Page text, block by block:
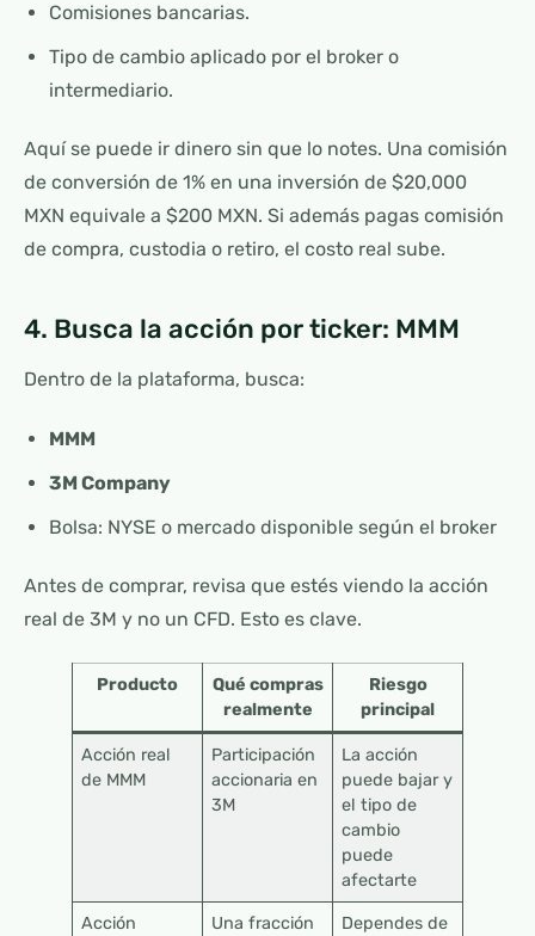
Comisiones bancarias.
Tipo de cambio aplicado por el broker o
intermediario.
Aquí se puede ir dinero sin que lo notes. Una comisión
de conversión de 1% en una inversión de $20,000
MXN equivale a $200 MXN. Si además pagas comisión
de compra, custodia o retiro, el costo real sube.
4. Busca la acción por ticker: MMM
Dentro de la plataforma, busca:
MMM
3M Company
Bolsa: NYSE o mercado disponible según el broker
Antes de comprar, revisa que estés viendo la acción
real de 3M y no un CFD. Esto es clave.
Producto
Qué compras
realmente
Riesgo
principal
Acción real
de MMM
Participación
accionaria en
3M
La acción
puede bajar y
el tipo de
cambio
puede
afectarte
Acción
Una fracción
Dependes de